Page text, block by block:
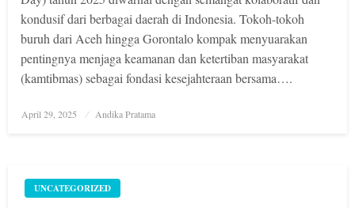
kondusif dari berbagai daerah di Indonesia. Tokoh-tokoh
buruh dari Aceh hingga Gorontalo kompak menyuarakan
pentingnya menjaga keamanan dan ketertiban masyarakat
(kamtibmas) sebagai fondasi kesejahteraan bersama….
Posted
April 29, 2025 Andika Pratama
UNCATEGORIZED